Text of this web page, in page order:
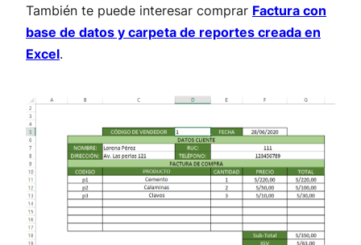
También te puede interesar comprar Factura con
base de datos y carpeta de reportes creada en
Excel.